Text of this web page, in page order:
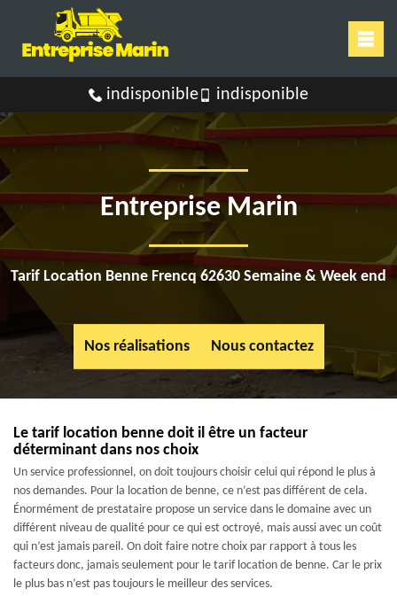
indisponible indisponible
Entreprise Marin
Tarif Location Benne Frencq 62630 Semaine & Week end
Nos réalisations Nous contactez
Le tarif location benne doit il être un facteur
déterminant dans nos choix
Un service professionnel, on doit toujours choisir celui qui répond le plus à
nos demandes. Pour la location de benne, ce n’est pas différent de cela.
Énormément de prestataire propose un service dans le domaine avec un
différent niveau de qualité pour ce qui est octroyé, mais aussi avec un coût
qui n’est jamais pareil. On doit faire notre choix par rapport à tous les
facteurs donc, jamais seulement pour le tarif location de benne. Car le prix
le plus bas n’est pas toujours le meilleur des services.